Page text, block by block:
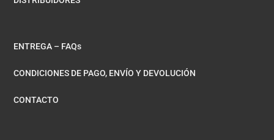
ENTREGA – FAQs
CONDICIONES DE PAGO, ENVÍO Y DEVOLUCIÓN
CONTACTO